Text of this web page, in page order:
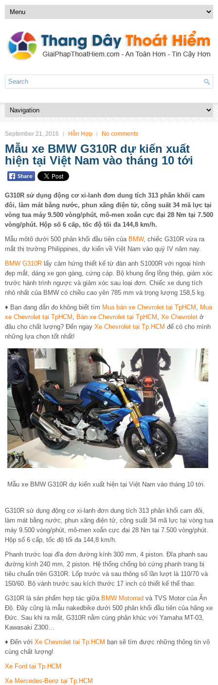
September 21, 2016 Hỗn Hợp No comments
Mẫu xe BMW G310R dự kiến xuất
hiện tại Việt Nam vào tháng 10 tới
G310R sử dụng động cơ xi-lanh đơn dung tích 313 phân khối cam
đôi, làm mát bằng nước, phun xăng điện tử, công suất 34 mã lực tại
vòng tua máy 9.500 vòng/phút, mô-men xoắn cực đại 28 Nm tại 7.500
vòng/phút. Hộp số 6 cấp, tốc độ tối đa 144,8 km/h.
Mẫu môtô dưới 500 phân khối đầu tiên của BMW, chiếc G310R vừa ra
mắt thị trường Philippines, dự kiến về Việt Nam vào quý IV năm nay.
BMW G310R lấy cảm hứng thiết kế từ đàn anh S1000R với ngoại hình
đẹp mắt, dáng xe gọn gàng, cứng cáp. Bộ khung ống lồng thép, giảm xóc
trước hành trình ngược và giảm xóc sau loại đơn. Chiếc xe dung tích
nhỏ nhất của BMW có chiều cao yên 785 mm và trọng lượng 158,5 kg.
♦ Bạn đang đắn đo không biết tìm Mua bán xe Chevrolet tại TpHCM , Mua
xe Chevrolet tại TpHCM , Bán xe Chevrolet tại TpHCM , Xe Chevrolet ở
đâu cho chất lượng? Đến ngay Xe Chevrolet tại Tp.HCM để có cho mình
những lựa chọn tốt nhất!
Mẫu xe BMW G310R dự kiến xuất hiện tại Việt Nam vào tháng 10 tới.
G310R sử dụng động cơ xi-lanh đơn dung tích 313 phân khối cam đôi,
làm mát bằng nước, phun xăng điện tử, công suất 34 mã lực tại vòng tua
máy 9.500 vòng/phút, mô-men xoắn cực đại 28 Nm tại 7.500 vòng/phút.
Hộp số 6 cấp, tốc độ tối đa 144,8 km/h.
Phanh trước loại đĩa đơn đường kính 300 mm, 4 piston. Đĩa phanh sau
đường kính 240 mm, 2 piston. Hệ thống chống bó cứng phanh trang bị
tiêu chuẩn trên G310R. Lốp trước và sau thông số lần lượt là 110/70 và
150/60. Bộ vành trước sau kích thước 17 inch có thiết kế thể thao.
G310R là sản phẩm hợp tác giữa BMW Motorrad và TVS Motor của Ấn
Độ. Đây cũng là mẫu nakedbike dưới 500 phân khối đầu tiên của hãng xe
Đức. Sau khi ra mắt, G310R nằm cùng phân khúc với Yamaha MT-03,
Kawasaki Z300…
♦ Đến với Xe Chevrolet tai Tp.HCM bạn sẽ tìm được những thông tin vô
cùng chất lượng!
Xe Ford tại Tp.HCM
Xe Mercedes-Benz tại Tp.HCM